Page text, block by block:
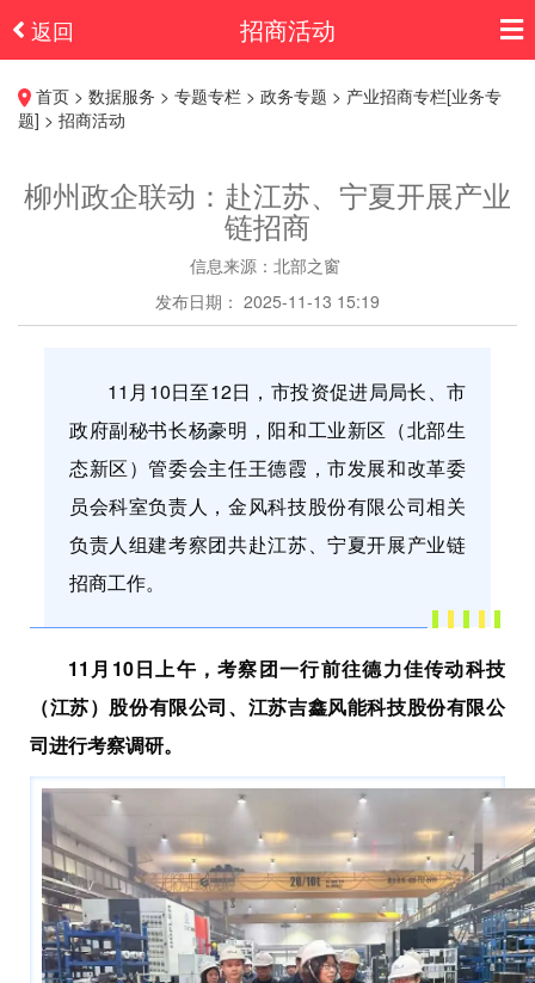
返回 招商活动
首页 > 数据服务 > 专题专栏 > 政务专题 > 产业招商专栏[业务专
题] > 招商活动
柳州政企联动：赴江苏、宁夏开展产业
链招商
信息来源：北部之窗
发布日期： 2025-11-13 15:19
11月10日至12日，市投资促进局局长、市
政府副秘书长杨豪明，阳和工业新区（北部生
态新区）管委会主任王德霞，市发展和改革委
员会科室负责人，金风科技股份有限公司相关
负责人组建考察团共赴江苏、宁夏开展产业链
招商工作。
11月10日上午，考察团一行前往德力佳传动科技
（江苏）股份有限公司、江苏吉鑫风能科技股份有限公
司进行考察调研。